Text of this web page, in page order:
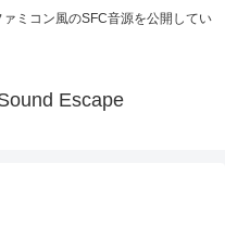
ミコン風のSFC音源を公開してい
Escape